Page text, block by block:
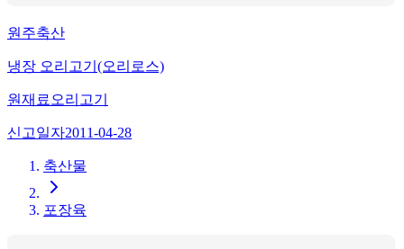
원주축산
냉장 오리고기(오리로스)
원재료 오리고기
신고일자2011-04-28
축산물
포장육